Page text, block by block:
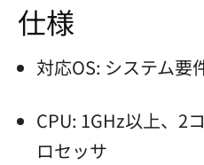
仕様
対応OS: システム要
CPU: 1GHz以上、2
ロセッサ